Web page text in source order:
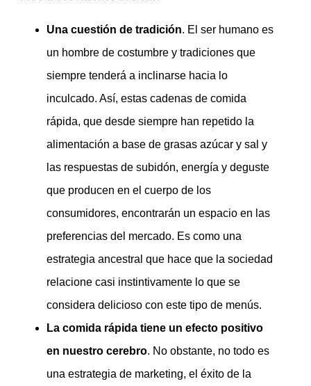
Una cuestión de tradición. El ser humano es
un hombre de costumbre y tradiciones que
siempre tenderá a inclinarse hacia lo
inculcado. Así, estas cadenas de comida
rápida, que desde siempre han repetido la
alimentación a base de grasas azúcar y sal y
las respuestas de subidón, energía y deguste
que producen en el cuerpo de los
consumidores, encontrarán un espacio en las
preferencias del mercado. Es como una
estrategia ancestral que hace que la sociedad
relacione casi instintivamente lo que se
considera delicioso con este tipo de menús.
La comida rápida tiene un efecto positivo
en nuestro cerebro. No obstante, no todo es
una estrategia de marketing, el éxito de la